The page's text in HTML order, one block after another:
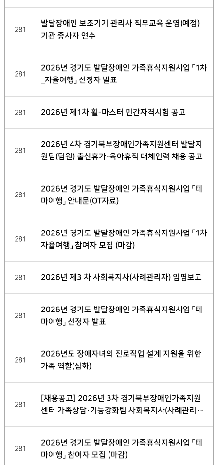
281
발달장애인 보조기기 관리사 직무교육 운영(예정)
기관 종사자 연수
281
2026년 경기도 발달장애인 가족휴식지원사업 「1차
_자율여행」 선정자 발표
281 2026년 제1차 휠-마스터 민간자격시험 공고
281
2026년 4차 경기북부장애인가족지원센터 발달지
원팀(팀원) 출산휴가·육아휴직 대체인력 채용 공고
281
2026년 경기도 발달장애인 가족휴식지원사업 「테
마여행」 안내문(OT자료)
281
2026년 경기도 발달장애인 가족휴식지원사업 「1차
자율여행」 참여자 모집 (마감)
281 2026년 제3 차 사회복지사(사례관리자) 임명보고
281
2026년 경기도 발달장애인 가족휴식지원사업 「테
마여행」 선정자 발표
281
2026년도 장애자녀의 진로직업 설계 지원을 위한
가족 역할(심화)
281
[채용공고] 2026년 3차 경기북부장애인가족지원
센터 가족상담·기능강화팀 사회복지사(사례관리자)
281
2026년 경기도 발달장애인 가족휴식지원사업 「테
마여행」 참여자 모집 (마감)